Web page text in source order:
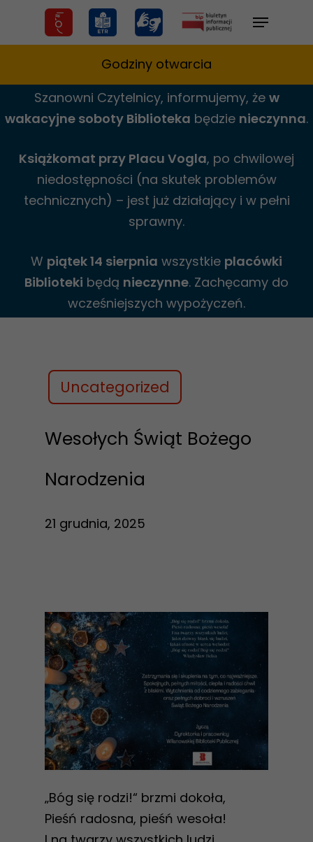
Menu
Godziny otwarcia
Szanowni Czytelnicy, informujemy, że w
wakacyjne soboty Biblioteka będzie nieczynna.
Książkomat przy Placu Vogla, po chwilowej
niedostępności (na skutek problemów
technicznych) – jest już działający i w pełni
sprawny.
W piątek 14 sierpnia wszystkie placówki
Biblioteki będą nieczynne. Zachęcamy do
wcześniejszych wypożyczeń.
Uncategorized
Wesołych Świąt Bożego
Narodzenia
21 grudnia, 2025
„Bóg się rodzi!“ brzmi dokoła,
Pieśń radosna, pieśń wesoła!